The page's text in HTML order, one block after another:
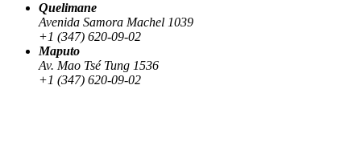
Quelimane
Avenida Samora Machel 1039
+1 (347) 620-09-02
Maputo
Av. Mao Tsé Tung 1536
+1 (347) 620-09-02